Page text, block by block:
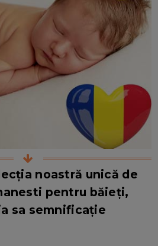
noastră unică de
pentru băieți,
sa semnificație